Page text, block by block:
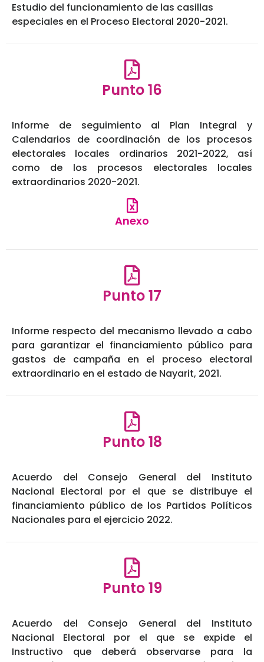
Estudio del funcionamiento de las casillas
especiales en el Proceso Electoral 2020-2021.
Punto 16
Informe de seguimiento al Plan Integral y
Calendarios de coordinación de los procesos
electorales locales ordinarios 2021-2022, así
como de los procesos electorales locales
extraordinarios 2020-2021.
Anexo
Punto 17
Informe respecto del mecanismo llevado a cabo
para garantizar el financiamiento público para
gastos de campaña en el proceso electoral
extraordinario en el estado de Nayarit, 2021.
Punto 18
Acuerdo del Consejo General del Instituto
Nacional Electoral por el que se distribuye el
financiamiento público de los Partidos Políticos
Nacionales para el ejercicio 2022.
Punto 19
Acuerdo del Consejo General del Instituto
Nacional Electoral por el que se expide el
Instructivo que deberá observarse para la